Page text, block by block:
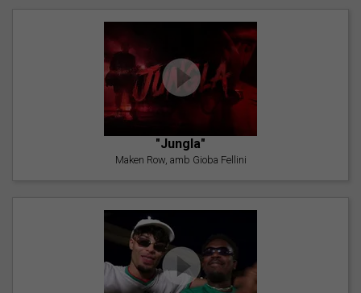
"Jungla"
Maken Row, amb Gioba Fellini